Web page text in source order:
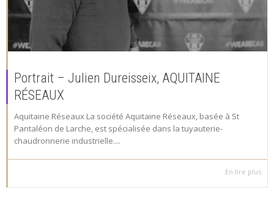
Portrait – Julien Dureisseix, AQUITAINE
RÉSEAUX
Aquitaine Réseaux La société Aquitaine Réseaux, basée à St
Pantaléon de Larche, est spécialisée dans la tuyauterie-
chaudronnerie industrielle....
En lire plus